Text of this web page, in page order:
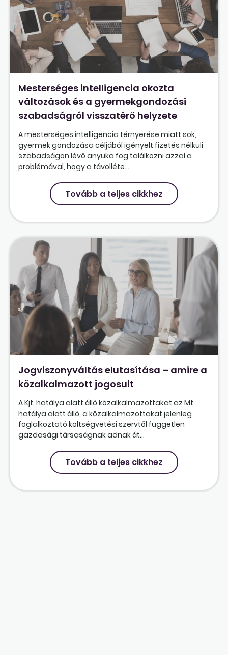
Mesterséges intelligencia okozta
változások és a gyermekgondozási
szabadságról visszatérő helyzete
A mesterséges intelligencia térnyerése miatt sok,
gyermek gondozása céljából igényelt fizetés nélküli
szabadságon lévő anyuka fog találkozni azzal a
problémával, hogy a távolléte...
Tovább a teljes cikkhez
Jogviszonyváltás elutasítása – amire a
közalkalmazott jogosult
A Kjt. hatálya alatt álló közalkalmazottakat az Mt.
hatálya alatt álló, a közalkalmazottakat jelenleg
foglalkoztató költségvetési szervtől független
gazdasági társaságnak adnak át...
Tovább a teljes cikkhez